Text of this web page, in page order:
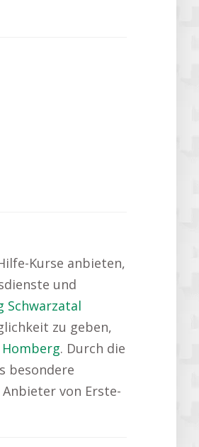
Kurse anbieten,
und
Schwarzatal
zu geben,
. Durch die
besondere
von Erste-